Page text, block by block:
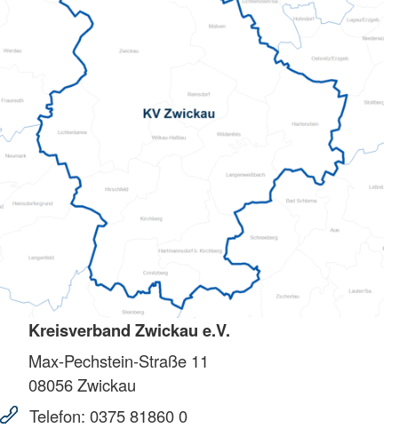
Kreisverband Zwickau e.V.
Max-Pechstein-Straße 11
08056Zwickau
Telefon: 0375 81860 0